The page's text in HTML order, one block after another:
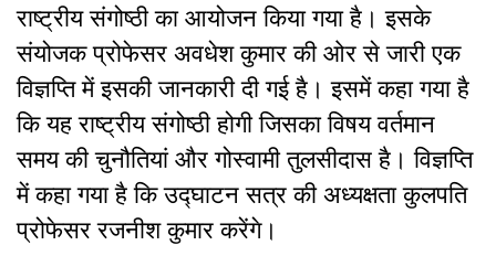
राष्ट्रीय संगोष्ठी का आयोजन किया गया है। इसके
संयोजक प्रोफेसर अवधेश कुमार की ओर से जारी एक
विज्ञप्ति में इसकी जानकारी दी गई है। इसमें कहा गया है
कि यह राष्ट्रीय संगोष्ठी होगी जिसका विषय वर्तमान
समय की चुनौतियां और गोस्वामी तुलसीदास है। विज्ञप्ति
में कहा गया है कि उद्घाटन सत्र की अध्यक्षता कुलपति
प्रोफेसर रजनीश कुमार करेंगे।